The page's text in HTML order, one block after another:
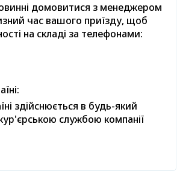
домовитися з менеджером
час вашого приїзду, щоб
на складі за телефонами:
здійснюється в будь-який
службою компанії